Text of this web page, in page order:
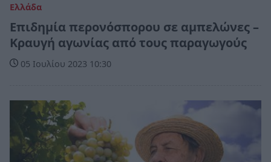
Ελλάδα
Επιδημία περονόσπορου σε αμπελώνες –
Κραυγή αγωνίας από τους παραγωγούς
05 Ιουλίου 2023 10:30